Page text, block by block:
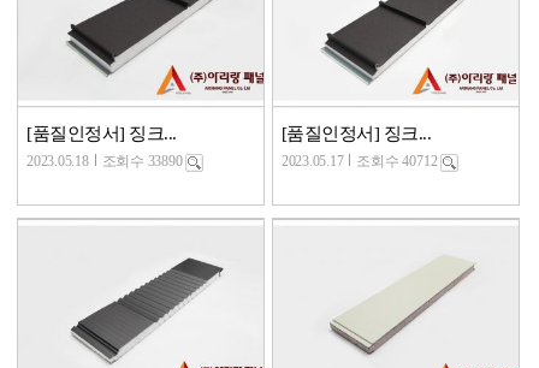
[품질인정서] 징크...
2023.05.18 조회수 33890
[품질인정서] 징크...
2023.05.17 조회수 40712